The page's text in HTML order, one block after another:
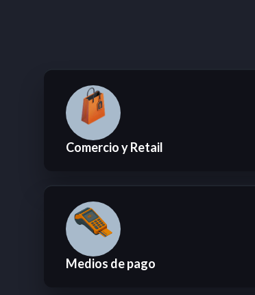
Comercio y Retail
Medios de pago